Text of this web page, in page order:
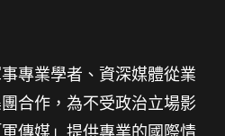
專業學者、資深媒體從業
合作，為不受政治立場影